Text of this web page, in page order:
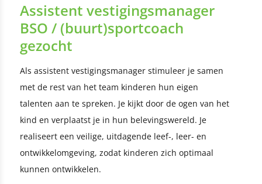
Assistent vestigingsmanager
BSO / (buurt)sportcoach
gezocht
Als assistent vestigingsmanager stimuleer je samen
met de rest van het team kinderen hun eigen
talenten aan te spreken. Je kijkt door de ogen van het
kind en verplaatst je in hun belevingswereld. Je
realiseert een veilige, uitdagende leef-, leer- en
ontwikkelomgeving, zodat kinderen zich optimaal
kunnen ontwikkelen.